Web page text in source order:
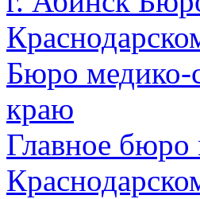
Бюро медико-
краю
Главное бюро